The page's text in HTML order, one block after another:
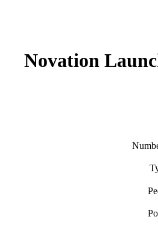
Novation